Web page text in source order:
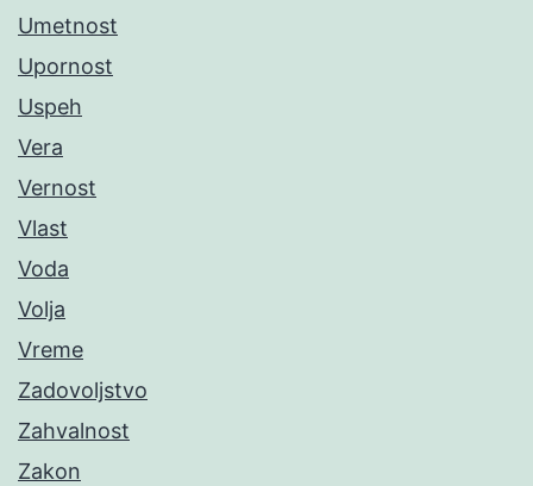
Umetnost
Upornost
Uspeh
Vera
Vernost
Vlast
Voda
Volja
Vreme
Zadovoljstvo
Zahvalnost
Zakon